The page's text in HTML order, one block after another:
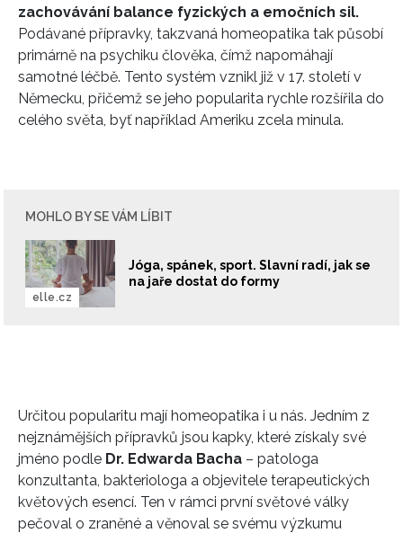
zachovávání balance fyzických a emočních sil.
Podávané přípravky, takzvaná homeopatika tak působí
primárně na psychiku člověka, čímž napomáhají
samotné léčbě. Tento systém vznikl již v 17. století v
Německu, přičemž se jeho popularita rychle rozšířila do
celého světa, byť například Ameriku zcela minula.
MOHLO BY SE VÁM LÍBIT
Jóga, spánek, sport. Slavní radí, jak se
na jaře dostat do formy
elle.cz
Určitou popularitu mají homeopatika i u nás. Jedním z
nejznámějších přípravků jsou kapky, které získaly své
jméno podle Dr. Edwarda Bacha – patologa
konzultanta, bakteriologa a objevitele terapeutických
květových esencí. Ten v rámci první světové války
pečoval o zraněné a věnoval se svému výzkumu